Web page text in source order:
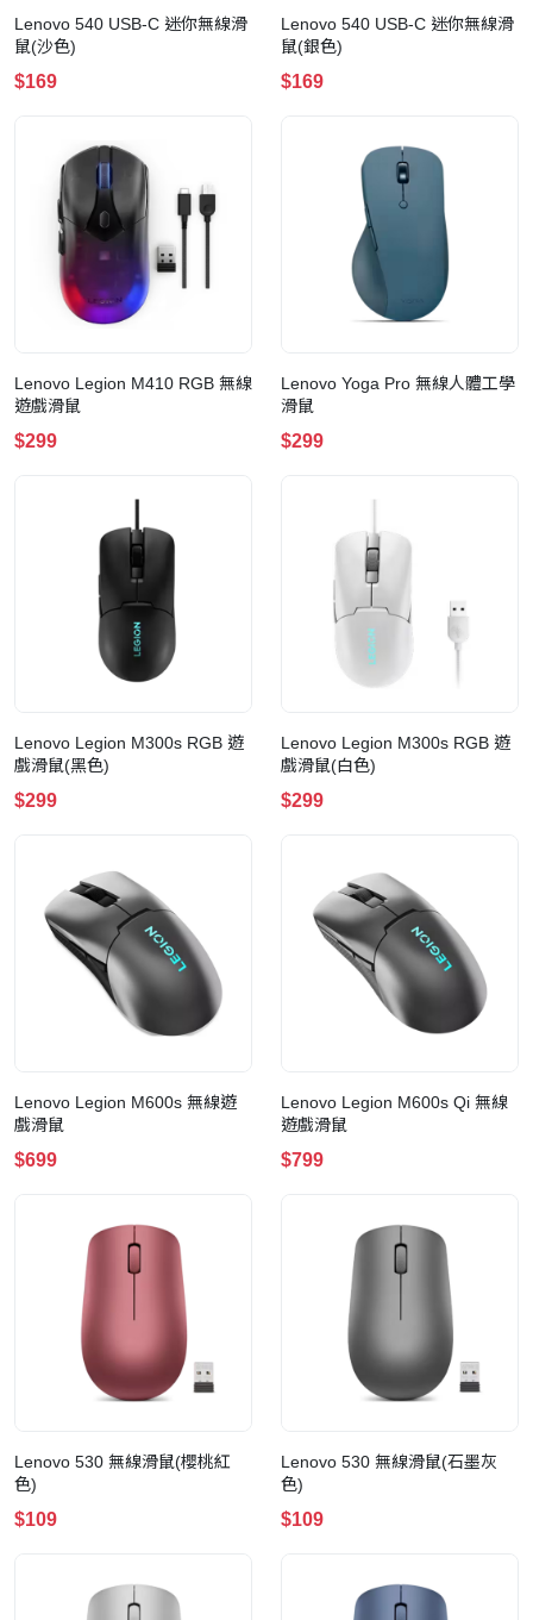
Lenovo 540 USB-C 迷你無線滑
鼠(沙色)
$169
Lenovo 540 USB-C 迷你無線滑
鼠(銀色)
$169
Lenovo Legion M410 RGB 無線
遊戲滑鼠
$299
Lenovo Yoga Pro 無線人體工學
滑鼠
$299
Lenovo Legion M300s RGB 遊
戲滑鼠(黑色)
$299
Lenovo Legion M300s RGB 遊
戲滑鼠(白色)
$299
Lenovo Legion M600s 無線遊
戲滑鼠
$699
Lenovo Legion M600s Qi 無線
遊戲滑鼠
$799
Lenovo 530 無線滑鼠(櫻桃紅
色)
$109
Lenovo 530 無線滑鼠(石墨灰
色)
$109